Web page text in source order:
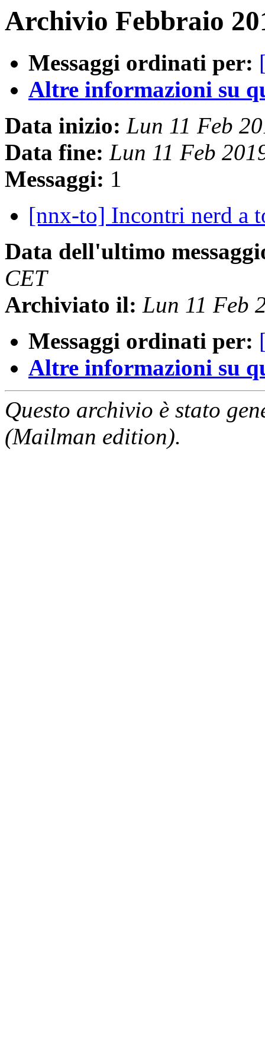
Archivio Febbraio
Messaggi ordinati per:
Altre informazioni su
Data inizio: Lun 11 Feb
Data fine: Lun 11 Feb
Messaggi: 1
[nnx-to] Incontri nerd a
Data dell'ultimo
CET
Archiviato il: Lun 11 Feb
Messaggi ordinati per:
Altre informazioni su
Questo archivio è stato
(Mailman edition).